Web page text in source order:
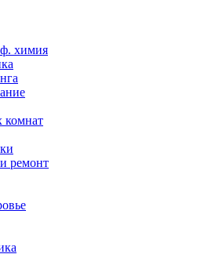
химия
комнат
ремонт